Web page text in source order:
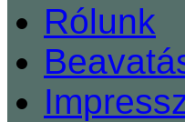
Rólunk